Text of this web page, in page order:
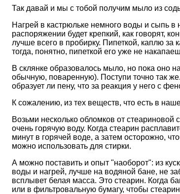
Так давай и мы с тобой получим мыло из
Нагрей в кастрюльке немного воды и сыпь в
распоряжении будет крепкий, как говорят,
лучше всего в пробирку. Пипеткой, каплю
тогда, понятно, пипеткой его уже не
В склянке образовалось мыло, но пока оно
обычную, поваренную). Поступи точно так
образует ли пену, что за реакция у него с
К сожалению, из тех веществ, что есть в
Возьми несколько обломков от
очень горячую воду. Когда стеарин
минут в горячей воде, а затем осторожно,
можно использовать для стирки.
А можно поставить и опыт "наоборот": из
воды и нагрей, лучше на водяной бане, не
всплывет белая масса. Это стеарин. Когда
или в фильтровальную бумагу, чтобы